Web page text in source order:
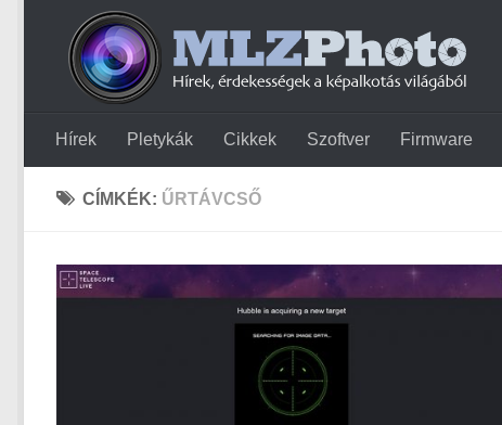
Hírek Pletykák Cikkek Szoftver Firmware
CÍMKÉK: ŰRTÁVCSŐ